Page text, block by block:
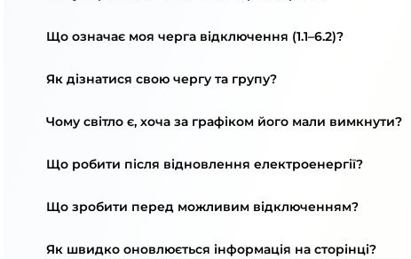
Що означає моя черга відключення (1.1–6.2)?
Як дізнатися свою чергу та групу?
Чому світло є, хоча за графіком його мали вимкнути?
Що робити після відновлення електроенергії?
Що зробити перед можливим відключенням?
Як швидко оновлюється інформація на сторінці?